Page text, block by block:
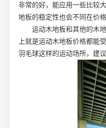
非常的好，能应用一些比较
地板的稳定性也会不同在价
运动木地板和其他的木
上就是运动木地板价格都能
羽毛球这样的运动场所，建